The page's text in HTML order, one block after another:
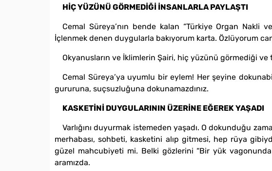
HİÇ YÜZÜNÜ GÖRMEDİĞİ İNSANLARLA PAYLAŞTI
Cemal Süreya’nın bende kalan “Türkiye Organ Nakli
İçlenmek denen duygularla bakıyorum karta. Özlüyorum can
Okyanusların ve İklimlerin Şairi, hiç yüzünü görmediği ve
Cemal Süreya’ya uyumlu bir eylem! Her şeyine
gururuna, suçsuzluğuna dokunamazdınız.
KASKETİNİ DUYGULARININ ÜZERİNE EĞEREK YAŞADI
Varlığını duyurmak istemeden yaşadı. O dokunduğu
merhabası, sohbeti, kasketini alıp gitmesi, hep rüya
güzel mahcubiyeti mi. Belki gözlerini “Bir yük vagonunda
aramızda.